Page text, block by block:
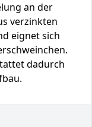
an der
verzinkten
eignet sich
dadurch